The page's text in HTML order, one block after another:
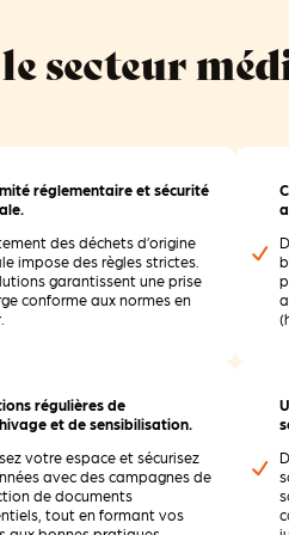
secteur
réglementaire et sécurité
des déchets d’origine
impose des règles strictes.
garantissent une prise
conforme aux normes en
régulières de
et de sensibilisation.
votre espace et sécurisez
avec des campagnes de
de documents
, tout en formant vos